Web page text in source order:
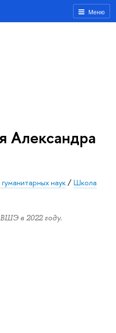
Меню
Александра
наук/Школа
в 2022 году.